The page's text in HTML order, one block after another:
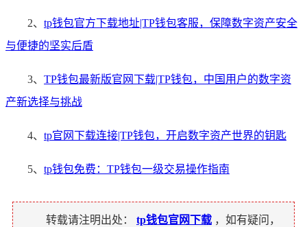
2、 tp钱包官方下载地址|TP钱包客服，保障数字资产安全
与便捷的坚实后盾
3、 TP钱包最新版官网下载|TP钱包，中国用户的数字资
产新选择与挑战
4、 tp官网下载连接|TP钱包，开启数字资产世界的钥匙
5、 tp钱包免费：TP钱包一级交易操作指南
转载请注明出处： tp钱包官网下载 ，如有疑问，